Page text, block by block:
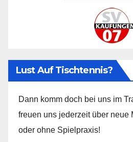
Lust Auf Tischtennis?
Dann komm doch bei uns im
freuen uns jederzeit über neue
oder ohne Spielpraxis!